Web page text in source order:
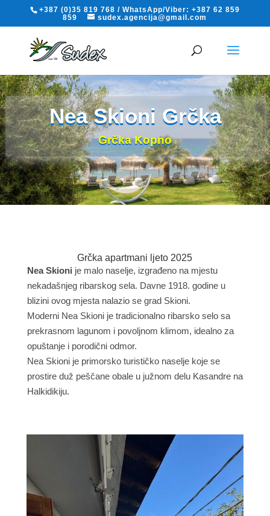
+387 (0)35 819 768 / WhatsApp/Viber: +387 62 859
859
sudex.agencija@gmail.com
Nea Skioni Grčka
Grčka Kopno
Grčka apartmani ljeto 2025
Nea Skioni je malo naselje, izgrađeno na mjestu
nekadašnjeg ribarskog sela. Davne 1918. godine u
blizini ovog mjesta nalazio se grad Skioni.
Moderni Nea Skioni je tradicionalno ribarsko selo sa
prekrasnom lagunom i povoljnom klimom, idealno za
opuštanje i porodični odmor.
Nea Skioni je primorsko turističko naselje koje se
prostire duž peščane obale u južnom delu Kasandre na
Halkidikiju.